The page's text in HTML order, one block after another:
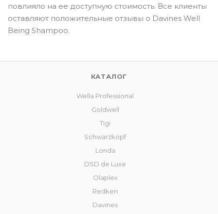
повлияло на ее доступную стоимость. Все клиенты
оставляют положительные отзывы о Davines Well
Being Shampoo.
КАТАЛОГ
Wella Professional
Goldwell
Tigi
Schwarzkopf
Londa
DSD de Luxe
Olaplex
Redken
Davines